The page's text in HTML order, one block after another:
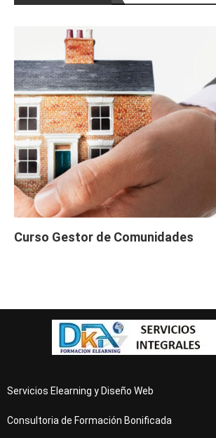
Curso Gestor de Comunidades
Servicios Elearning y Diseño Web
Consultoria de Formación Bonificada